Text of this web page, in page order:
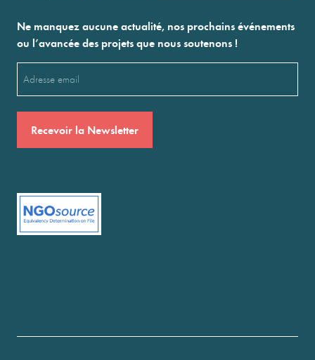
Ne manquez aucune actualité, nos prochains événements
ou l’avancée des projets que nous soutenons !
(Nécessaire)